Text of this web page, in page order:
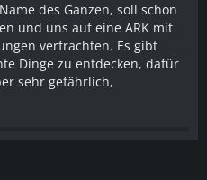
des Ganzen, soll schon
und uns auf eine ARK mit
verfrachten. Es gibt
Dinge zu entdecken, dafür
sehr gefährlich,